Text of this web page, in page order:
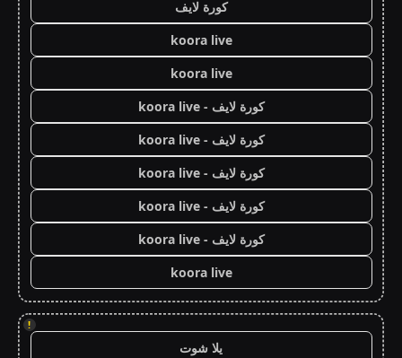
كورة لايف
koora live
koora live
كورة لايف - koora live
كورة لايف - koora live
كورة لايف - koora live
كورة لايف - koora live
كورة لايف - koora live
koora live
!
يلا شوت